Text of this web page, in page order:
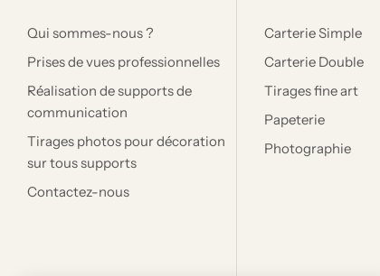
Qui sommes-nous ?
Prises de vues professionnelles
Réalisation de supports de
communication
Tirages photos pour décoration
sur tous supports
Contactez-nous
Carterie Simple
Carterie Double
Tirages fine art
Papeterie
Photographie